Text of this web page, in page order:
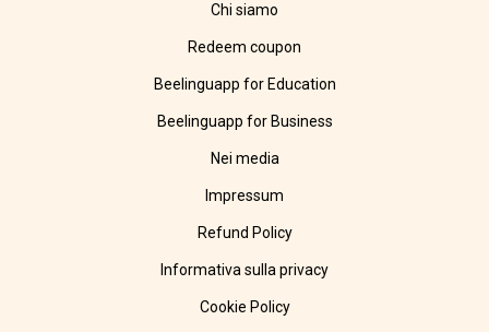
Chi siamo
Redeem coupon
Beelinguapp for Education
Beelinguapp for Business
Nei media
Impressum
Refund Policy
Informativa sulla privacy
Cookie Policy